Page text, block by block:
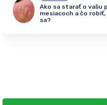
Ako sa starať o vašu
mesiacoch a čo
sa?